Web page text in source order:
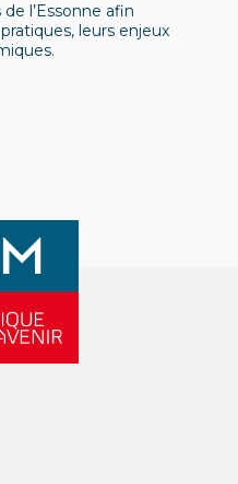
l’Essonne afin
leurs enjeux